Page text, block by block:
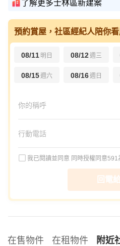
了解更多士林區新建案
預約賞屋，社區經紀人陪你
08/11 明日 08/12週三
08/15週六 08/16週日
我已閱讀並同意 同時授權同意
回電
在售物件 在租物件 附近